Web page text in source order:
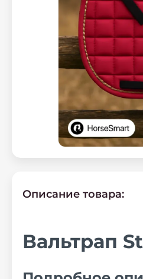
Описание товара:
Вальтрап